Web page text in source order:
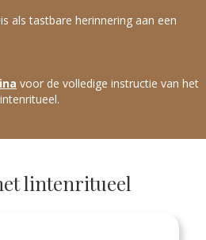
als tastbare herinnering aan een
voor de volledige instructie van het
lintenritueel